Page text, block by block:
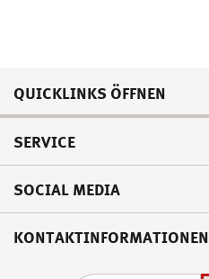
QUICKLINKS ÖFFNEN
SERVICE
SOCIAL MEDIA
KONTAKTINFORMATIONEN